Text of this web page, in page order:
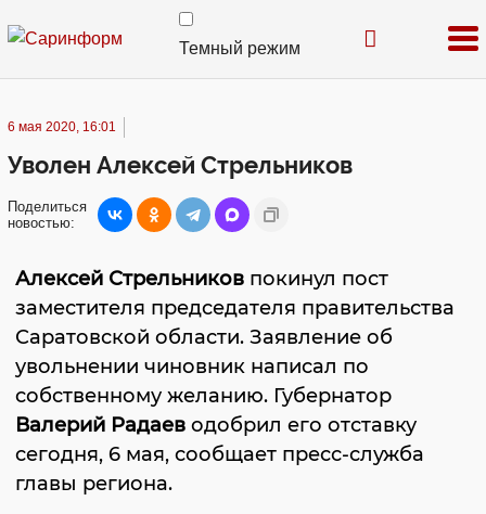
Темный режим
6 мая 2020, 16:01
Уволен Алексей Стрельников
Поделиться
новостью:
Алексей Стрельников покинул пост
заместителя председателя правительства
Саратовской области. Заявление об
увольнении чиновник написал по
собственному желанию. Губернатор
Валерий Радаев одобрил его отставку
сегодня, 6 мая, сообщает пресс-служба
главы региона.